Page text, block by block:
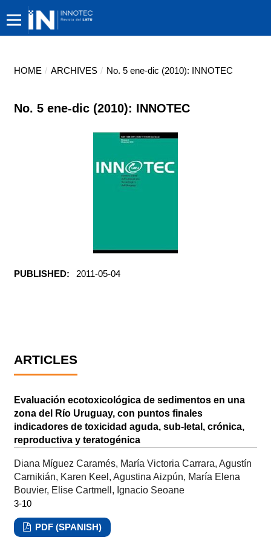
HOME / ARCHIVES / No. 5 ene-dic (2010): INNOTEC
No. 5 ene-dic (2010): INNOTEC
PUBLISHED: 2011-05-04
ARTICLES
Evaluación ecotoxicológica de sedimentos en una
zona del Río Uruguay, con puntos finales
indicadores de toxicidad aguda, sub-letal, crónica,
reproductiva y teratogénica
Diana Míguez Caramés, María Victoria Carrara, Agustín
Carnikián, Karen Keel, Agustina Aizpún, María Elena
Bouvier, Elise Cartmell, Ignacio Seoane
3-10
PDF (SPANISH)